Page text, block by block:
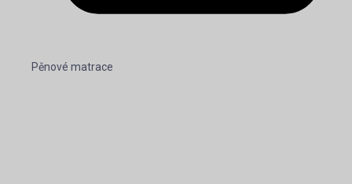
Pěnové matrace